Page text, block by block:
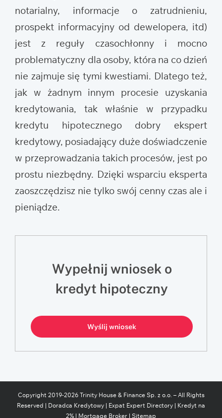
notarialny, informacje o zatrudnieniu,
prospekt informacyjny od dewelopera, itd)
jest z reguły czasochłonny i mocno
problematyczny dla osoby, która na co dzień
nie zajmuje się tymi kwestiami. Dlatego też,
jak w żadnym innym procesie uzyskania
kredytowania, tak właśnie w przypadku
kredytu hipotecznego dobry ekspert
kredytowy, posiadający duże doświadczenie
w przeprowadzania takich procesów, jest po
prostu niezbędny. Dzięki wsparciu eksperta
zaoszczędzisz nie tylko swój cenny czas ale i
pieniądze.
Wypełnij wniosek o
kredyt hipoteczny
Wyślij wniosek
Copyright 2019-2026Trinity House & Finance Sp. z o.o. – All Rights
Reserved | Doradca Kredytowy | Expat Expert Directory | Kredyt na
2% | Mortgage Broker | Sitemap